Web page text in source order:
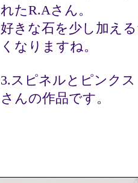
れたR.Aさん。
好きな石を少し加え
くなりますね。
3.スピネルとピンク
さんの作品です。